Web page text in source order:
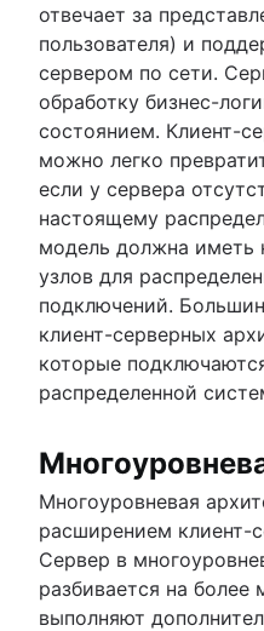
отвечает за
пользователя) и
сервером по сети.
обработку бизнес-
состоянием. Клиент-
можно легко
если у сервера
настоящему
модель должна иметь
узлов для
подключений.
клиент-серверных
которые
распределенной
Многоуровневая
расширением клиент-
Сервер в
разбивается на
выполняют